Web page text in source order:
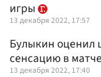
игры
13 декабря 2022, 17:57
Булыкин оценил
сенсацию в
13 декабря 2022, 17:40